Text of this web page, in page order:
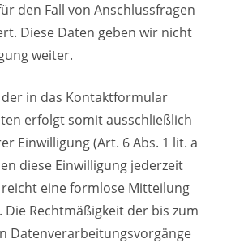
den Fall von Anschlussfragen
Diese Daten geben wir nicht
weiter.
in das Kontaktformular
erfolgt somit ausschließlich
Einwilligung (Art. 6 Abs. 1 lit. a
diese Einwilligung jederzeit
eine formlose Mitteilung
Die Rechtmäßigkeit der bis zum
Datenverarbeitungsvorgänge